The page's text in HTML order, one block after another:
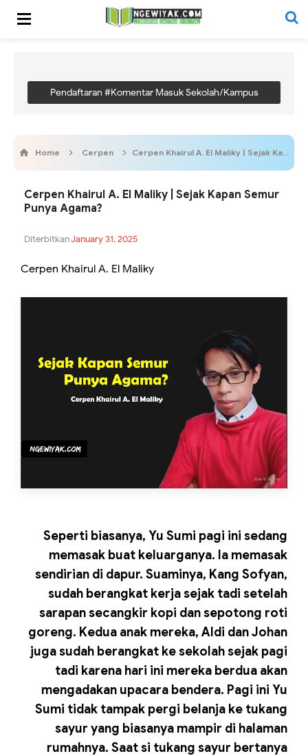
Pendaftaran #Komentar Masuk Sekolah/Kampus
Home Cerpen Cerpen Khairul A. El Maliky | Sejak Kapan Semur Punya Agama?
Cerpen Khairul A. El Maliky | Sejak Kapan Semur
Punya Agama?
DiterbitkanJanuary 31, 2025
Cerpen Khairul A. El Maliky
Seperti biasanya, Yu Sumi pagi ini sedang
memasak buat keluarganya. Ia memasak
sendirian di dapur. Suaminya, Kang Sofyan,
sudah berangkat kerja sejak tadi setelah
sarapan secangkir kopi dan sepotong roti
goreng. Kedua anak mereka, Aldi dan Johan
juga sudah berangkat ke sekolah sejak pagi
tadi karena hari ini mereka berdua akan
mengadakan upacara bendera. Pagi ini Yu
Sumi tidak tampak pergi belanja ke tukang
sayur yang biasanya mampir di halaman
rumahnya. Saat si tukang sayur bertanya